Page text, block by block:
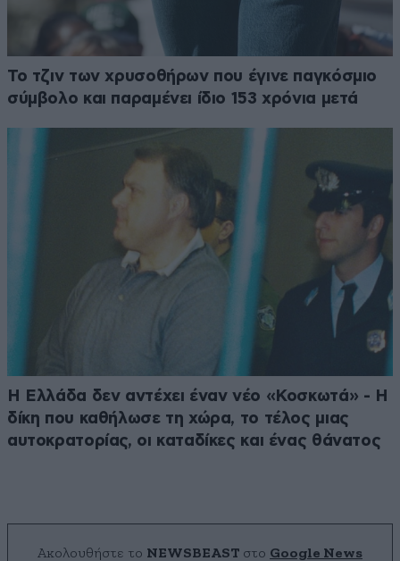
Το τζιν των χρυσοθήρων που έγινε παγκόσμιο
σύμβολο και παραμένει ίδιο 153 χρόνια μετά
Η Ελλάδα δεν αντέχει έναν νέο «Κοσκωτά» - Η
δίκη που καθήλωσε τη χώρα, το τέλος μιας
αυτοκρατορίας, οι καταδίκες και ένας θάνατος
Ακολουθήστε το NEWSBEAST στο Google News